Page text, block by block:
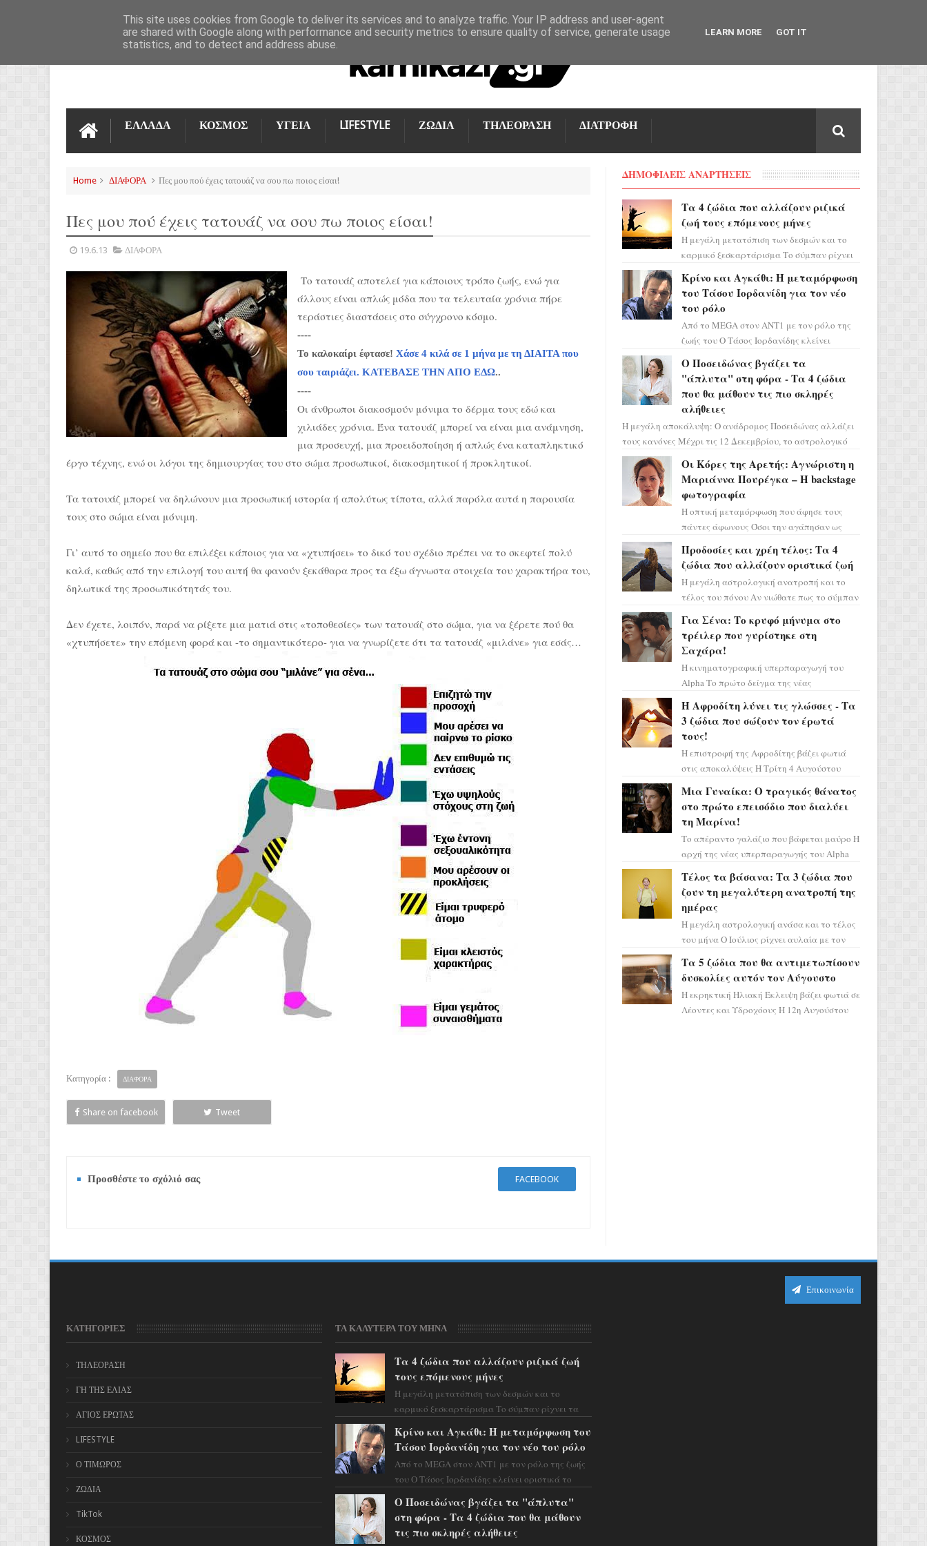
ΕΠΙΚΟΙΝΩΝΊΑ
ΕΛΛΑΔΑ ΚΟΣΜΟΣ ΥΓΕΙΑ LIFESTYLE ΖΩΔΙΑ ΤΗΛΕΟΡΑΣΗ ΔΙΑΤΡΟΦΗ
Home ΔΙΑΦΟΡΑ Πες μου πού έχεις τατουάζ να σου πω ποιος είσαι!
Πες μου πού έχεις τατουάζ να σου πω ποιος είσαι!
19.6.13 ΔΙΑΦΟΡΑ
Το τατουάζ αποτελεί για κάποιους τρόπο ζωής, ενώ για
άλλους είναι απλώς μόδα που τα τελευταία χρόνια πήρε
τεράστιες διαστάσεις στο σύγχρονο κόσμο.
----
Το καλοκαίρι έφτασε! Χάσε 4 κιλά σε 1 μήνα με τη ΔΙΑΙΤΑ που
σου ταιριάζει. ΚΑΤΕΒΑΣΕ ΤΗΝ ΑΠΟ ΕΔΩ..
----
Οι άνθρωποι διακοσμούν μόνιμα το δέρμα τους εδώ και
χιλιάδες χρόνια. Ένα τατουάζ μπορεί να είναι μια ανάμνηση,
μια προσευχή, μια προειδοποίηση ή απλώς ένα καταπληκτικό
έργο τέχνης, ενώ οι λόγοι της δημιουργίας του στο σώμα προσωπικοί, διακοσμητικοί ή προκλητικοί.
Τα τατουάζ μπορεί να δηλώνουν μια προσωπική ιστορία ή απολύτως τίποτα, αλλά παρόλα αυτά η παρουσία
τους στο σώμα είναι μόνιμη.
Γι’ αυτό το σημείο που θα επιλέξει κάποιος για να «χτυπήσει» το δικό του σχέδιο πρέπει να το σκεφτεί πολύ
καλά, καθώς από την επιλογή του αυτή θα φανούν ξεκάθαρα προς τα έξω άγνωστα στοιχεία του χαρακτήρα του,
δηλωτικά της προσωπικότητάς του.
Δεν έχετε, λοιπόν, παρά να ρίξετε μια ματιά στις «τοποθεσίες» των τατουάζ στο σώμα, για να ξέρετε πού θα
«χτυπήσετε» την επόμενη φορά και -το σημαντικότερο- για να γνωρίζετε ότι τα τατουάζ «μιλάνε» για εσάς…
Κατηγορία : ΔΙΑΦΟΡΑ
Share on facebook Tweet
Προσθέστε το σχόλιό σας FACEBOOK
ΔΗΜΟΦΙΛΕΙΣ ΑΝΑΡΤΗΣΕΙΣ
Τα 4 ζώδια που αλλάζουν ριζικά
ζωή τους επόμενους μήνες
Η μεγάλη μετατόπιση των δεσμών και το
καρμικό ξεσκαρτάρισμα Το σύμπαν ρίχνει
προειδοποιεί: οι σελην...
Κρίνο και Αγκάθι: Η μεταμόρφωση
του Τάσου Ιορδανίδη για τον νέο
του ρόλο
Από το MEGA στον ΑΝΤ1 με τον ρόλο της
ζωής του Ο Τάσος Ιορδανίδης κλείνει
επιτυχίας «Μια Νύχτα Μόνο» ...
Ο Ποσειδώνας βγάζει τα
"άπλυτα" στη φόρα - Τα 4 ζώδια
που θα μάθουν τις πιο σκληρές
αλήθειες
Η μεγάλη αποκάλυψη: Ο ανάδρομος Ποσειδώνας αλλάζει
τους κανόνες Μέχρι τις 12 Δεκεμβρίου, το αστρολογικό
σκηνικό θυμίζει ταινία μυστηρίου ...
Οι Κόρες της Αρετής: Αγνώριστη η
Μαριάννα Πουρέγκα – H backstage
φωτογραφία
Η οπτική μεταμόρφωση που άφησε τους
πάντες άφωνους Όσοι την αγάπησαν ως
πρέπει τώρα να προετοιμαστο...
Προδοσίες και χρέη τέλος: Τα 4
ζώδια που αλλάζουν οριστικά ζωή
Η μεγάλη αστρολογική ανατροπή και το
τέλος του πόνου Αν νιώθατε πως το σύμπαν
πάρετε μια βαθιά α...
Για Σένα: Το κρυφό μήνυμα στο
τρέιλερ που γυρίστηκε στη
Σαχάρα!
Η κινηματογραφική υπερπαραγωγή του
Alpha Το πρώτο δείγμα της νέας
η αισθητική του ξεπερνά κάθε π...
Η Αφροδίτη λύνει τις γλώσσες - Τα
3 ζώδια που σώζουν τον έρωτά
τους!
Η επιστροφή της Αφροδίτης βάζει φωτιά
στις αποκαλύψεις Η Τρίτη 4 Αυγούστου
ορόσημο, καθώς η Αφροδίτη πρ...
Μια Γυναίκα: Ο τραγικός θάνατος
στο πρώτο επεισόδιο που διαλύει
τη Μαρίνα!
Το απέραντο γαλάζιο που βάφεται μαύρο Η
αρχή της νέας υπερπαραγωγής του Alpha
πλημμυρισμένο από...
Τέλος τα βάσανα: Τα 3 ζώδια που
ζουν τη μεγαλύτερη ανατροπή της
ημέρας
Η μεγάλη αστρολογική ανάσα και το τέλος
του μήνα Ο Ιούλιος ρίχνει αυλαία με τον
περνάει στο ζώδιο τω...
Τα 5 ζώδια που θα αντιμετωπίσουν
δυσκολίες αυτόν τον Αύγουστο
Η εκρηκτική Ηλιακή Έκλειψη βάζει φωτιά σε
Λέοντες και Υδροχόους Η 12η Αυγούστου
Επικοινωνία
ΚΑΤΗΓΟΡΙΕΣ
ΤΗΛΕΟΡΑΣΗ
ΓΗ ΤΗΣ ΕΛΙΑΣ
ΑΓΙΟΣ ΕΡΩΤΑΣ
LIFESTYLE
Ο ΤΙΜΩΡΟΣ
ΖΩΔΙΑ
TikTok
ΚΟΣΜΟΣ
ΤΑ ΚΑΛΥΤΕΡΑ ΤΟΥ ΜΗΝΑ
Τα 4 ζώδια που αλλάζουν ριζικά ζωή
τους επόμενους μήνες
Η μεγάλη μετατόπιση των δεσμών και το
καρμικό ξεσκαρτάρισμα Το σύμπαν ρίχνει τα
προειδοποιεί: οι σελην...
Κρίνο και Αγκάθι: Η μεταμόρφωση του
Τάσου Ιορδανίδη για τον νέο του ρόλο
Από το MEGA στον ΑΝΤ1 με τον ρόλο της ζωής
του Ο Τάσος Ιορδανίδης κλείνει οριστικά το
Μόνο» ...
Ο Ποσειδώνας βγάζει τα "άπλυτα"
στη φόρα - Τα 4 ζώδια που θα μάθουν
τις πιο σκληρές αλήθειες
This site uses cookies from Google to deliver its services and to analyze traffic. Your IP address and user-agent
are shared with Google along with performance and security metrics to ensure quality of service, generate usage
statistics, and to detect and address abuse.
LEARN MORE GOT IT